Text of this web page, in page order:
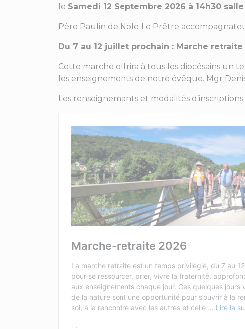
le Samedi 12 Septembre 2026 à 14h30 salle
Père Paulin de Nole Le Prêtre
Du 7 au 12 juillet prochain : Marche retraite
Cette marche offrira à tous les diocésains un
les enseignements de notre évêque. Mgr
Les renseignements et modalités